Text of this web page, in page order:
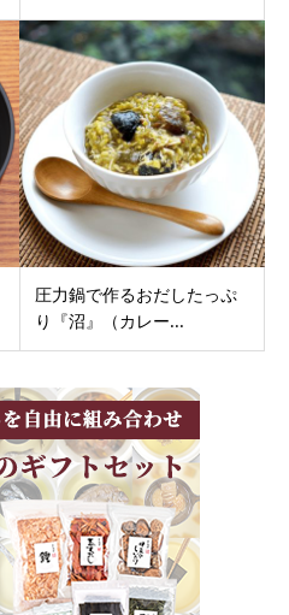
圧力鍋で作るおだしたっぷ
り『沼』（カレー...